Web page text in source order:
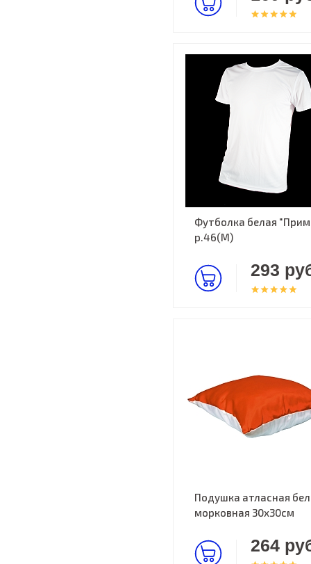
Футболка белая
р.46(M)
293
Подушка атласная
морковная 30х30см
264